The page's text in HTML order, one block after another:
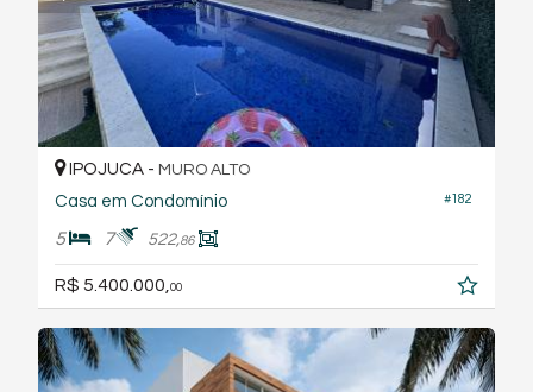
#182
IPOJUCA - MURO ALTO
Casa em Condomínio
5 7 522,86
R$ 5.400.000,00